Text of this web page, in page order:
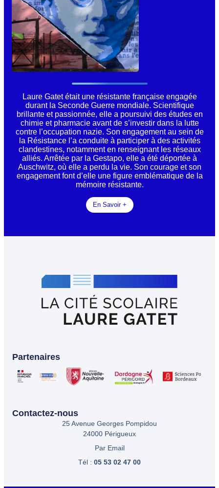
Laure Gatet était une résistante française engagée
durant la Seconde Guerre mondiale. Scientifique
brillante et passionnée, elle a poursuivi des études en
chimie et pharmacie avant de s’investir dans la lutte
contre l’occupation nazie. Son engagement au sein de
la Résistance l’a conduite à participer à des activités
clandestines, notamment en renseignant les réseaux
alliés. Arrêtée par la Gestapo, elle a été déportée à
Auschwitz, où elle a perdu la vie. Son courage et son
engagement font d’elle une figure emblématique de la
mémoire résistante.
En Savoir +
Partenaires
Contactez-nous
25 Avenue Georges Pompidou
24000 Périgueux
Par Email
Tél : 05 53 02 47 00